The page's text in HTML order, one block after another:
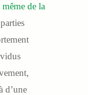
de la
d’une